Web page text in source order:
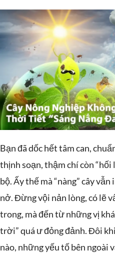
Bạn đã dốc hết tâm can,
thịnh soạn, thậm chí còn “hối
bộ. Ấy thế mà “nàng” cây
nở. Đừng vội nản lòng, có lẽ
trong, mà đến từ những vị
trời” quá ư đỏng đảnh. Đôi
nào, những yếu tố bên ngoài